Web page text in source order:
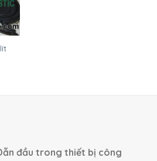
đầu trong thiết bị công